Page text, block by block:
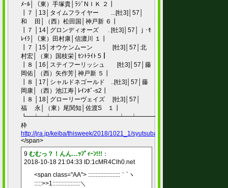
ﾒｰﾙ│（東）手塚貴│ﾗｼﾞNＩＫ ２┃
┃７ │13│タイムフライヤー ...[牡3]│57│
和 田│（西）松田国│神戸新 ６┃
┃７ │14│グロンディオーズ . [牡3]│57│ｊ･ﾓ
ﾚｲﾗ│（東）田村康│信濃川 １┃
┃７ │15│オウケンムーン [牡3]│57│北
村宏│（東）国枝栄│ｾﾝﾄﾗｲﾄ 5┃
┃８ │16│ステイフーリッシュ [牡3]│57│藤
岡佑│（西）矢作芳│神戸新 ５┃
┃８ │17│シャルドネゴールド ..[牡3]│57│藤
岡康│（西）池江寿│ﾚｲﾝﾎﾞ-s2┃
┃８ │18│グローリーヴェイズ [牡3]│57│
福 永│（東）尾関知│佐渡S １┃
┗━┷━┷━━━━━━━━━━━┷━┷━━━┷━━━━━┷━━━━┛
枠
http://jra.jp/keiba/thisweek/2018/1021_1/syutsuba.html
</span>
9 むむっ？！んん…ｯﾌﾟｨｰﾝ!!! ：
2018-10-18 21:04:33 ID:1cMR4Clh0.net
<span class="AA"> :::::::::::::::::::::｀`ヽ
:::::>>1::::::::::::::::::＼